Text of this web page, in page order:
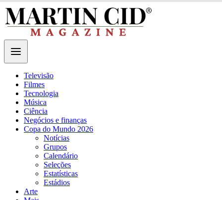
Televisão
Filmes
Tecnologia
Música
Ciência
Negócios e finanças
Copa do Mundo 2026
Notícias
Grupos
Calendário
Seleções
Estatísticas
Estádios
Arte